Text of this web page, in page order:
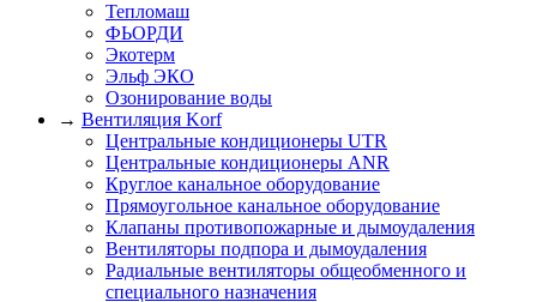
Тепломаш
ФЬОРДИ
Экотерм
Эльф ЭКО
Озонирование воды
→ Вентиляция Korf
Центральные кондиционеры UTR
Центральные кондиционеры ANR
Круглое канальное оборудование
Прямоугольное канальное оборудование
Клапаны противопожарные и дымоудаления
Вентиляторы подпора и дымоудаления
Радиальные вентиляторы общеобменного и
специального назначения